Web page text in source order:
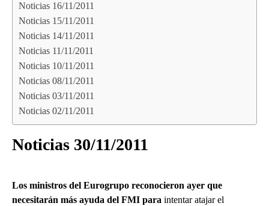
Noticias 16/11/2011
Noticias 15/11/2011
Noticias 14/11/2011
Noticias 11/11/2011
Noticias 10/11/2011
Noticias 08/11/2011
Noticias 03/11/2011
Noticias 02/11/2011
Noticias 30/11/2011
Los ministros del Eurogrupo reconocieron ayer que
necesitarán más ayuda del FMI para intentar atajar el